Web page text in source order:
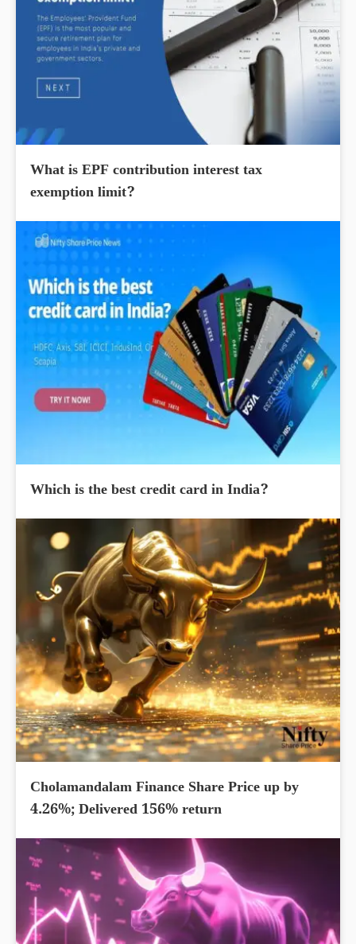
What is EPF contribution interest tax
exemption limit?
Which is the best credit card in India?
Cholamandalam Finance Share Price up by
4.26%; Delivered 156% return